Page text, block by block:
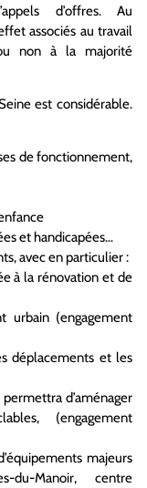
d’offres. Au
associés au travail
non à la majorité
est considérable.
de fonctionnement,
et handicapées…
avec en particulier :
à la rénovation et de
urbain (engagement
déplacements et les
d’aménager
(engagement
majeurs
du-Manoir, centre